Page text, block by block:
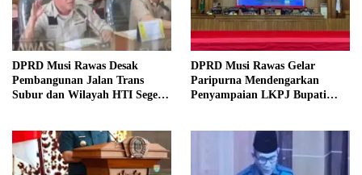
DPRD Musi Rawas Desak
Pembangunan Jalan Trans
Subur dan Wilayah HTI Segera
DPRD Musi Rawas Gelar
Paripurna Mendengarkan
Penyampaian LKPJ Bupati